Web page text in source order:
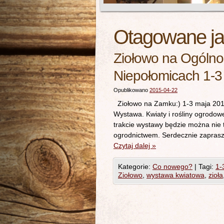
Otagowane
Ziołowo na
Niepołomicach 1-
Opublikowano 2015-04-22
Ziołowo na Zamku:) 1-3 maja
Wystawa. Kwiaty i rośliny
trakcie wystawy będzie można
ogrodnictwem. Serdecznie
Czytaj dalej »
Kategorie: Co nowego? | Tagi: 1-
Ziołowo wystawa kwiatowa zioła